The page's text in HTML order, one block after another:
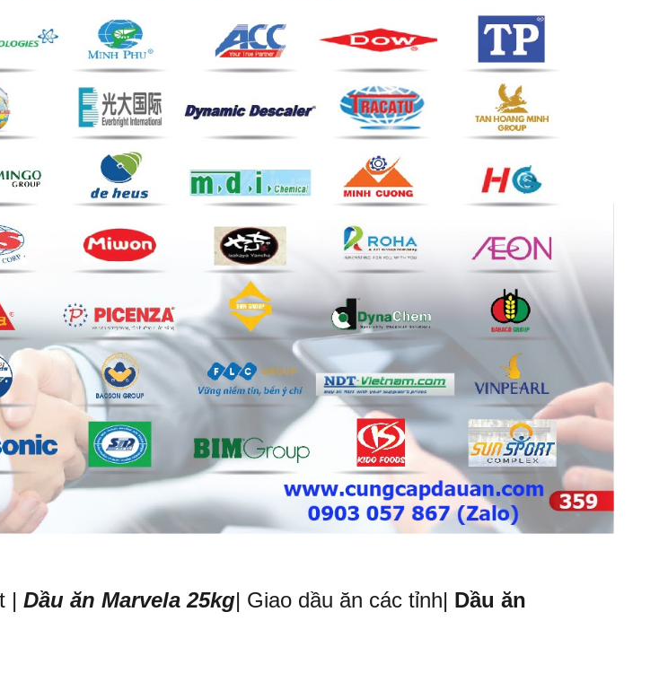
|Dầu ăn Marvela 25kg| Giao dầu ăn các tỉnh| Dầu ăn